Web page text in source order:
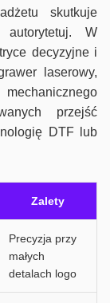
skutkuje
W
decyzyjne i
laserowy,
przejść
DTF lub
Zalety
Precyzja przy
małych
detalach logo